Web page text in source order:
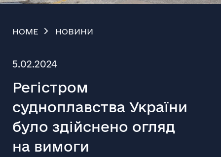
HOME НОВИНИ
5.02.2024
Регістром
судноплавства України
було здійснено огляд
на вимоги